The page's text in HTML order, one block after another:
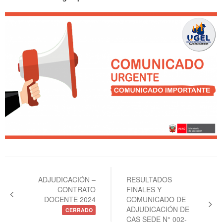
entradas
ADJUDICACIÓN –
CONTRATO
DOCENTE 2024
CERRADO
RESULTADOS
FINALES Y
COMUNICADO DE
ADJUDICACIÓN DE
CAS SEDE N° 002-